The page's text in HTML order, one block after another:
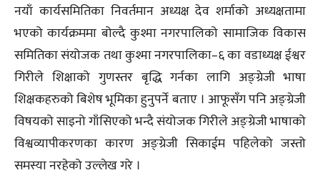
नयाँ कार्यसमितिका निवर्तमान अध्यक्ष देव शर्माको अध्यक्षतामा
भएको कार्यक्रममा बोल्दै कुश्मा नगरपालिको सामाजिक विकास
समितिका संयोजक तथा कुश्मा नगरपालिका–६ का वडाध्यक्ष ईश्वर
गिरीले शिक्षाको गुणस्तर बृद्धि गर्नका लागि अङ्ग्रेजी भाषा
शिक्षकहरुको बिशेष भूमिका हुनुपर्ने बताए । आफूसँग पनि अङ्ग्रेजी
विषयको साइनो गाँसिएको भन्दै संयोजक गिरीले अङ्ग्रेजी भाषाको
विश्वव्यापीकरणका कारण अङ्ग्रेजी सिकाईम पहिलेको जस्तो
समस्या नरहेको उल्लेख गरे ।